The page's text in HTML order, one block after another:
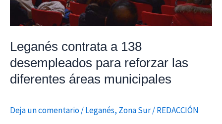
Leganés contrata a 138
desempleados para reforzar las
diferentes áreas municipales
Deja un comentario/Leganés, Zona Sur/REDACCIÓN
diferentes
áreas
municipales